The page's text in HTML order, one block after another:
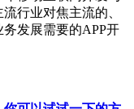
行业对焦主流的、
发展需要的APP开